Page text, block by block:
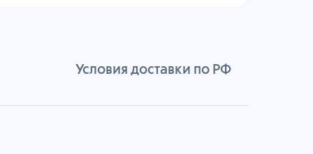
Условия доставки по РФ